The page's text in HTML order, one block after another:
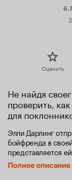
6.7
Оценить
Не найдя
проверить,
для
Элли Дарлинг
бойфренда в
представляется
как она
том, что люди, у
Полное описание